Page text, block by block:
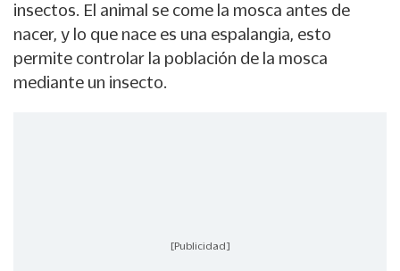
insectos. El animal se come la mosca antes de
nacer, y lo que nace es una espalangia, esto
permite controlar la población de la mosca
mediante un insecto.
[Publicidad]